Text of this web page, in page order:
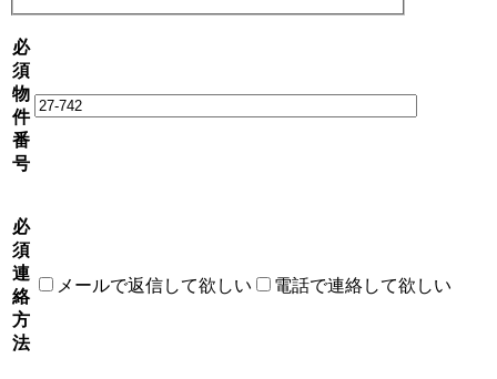
必
須
物
件
番
号
必
須
連
絡
方
法
メールで返信して欲しい 電話で連絡して欲しい